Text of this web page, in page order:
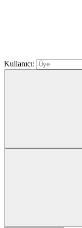
Kullanıcı: